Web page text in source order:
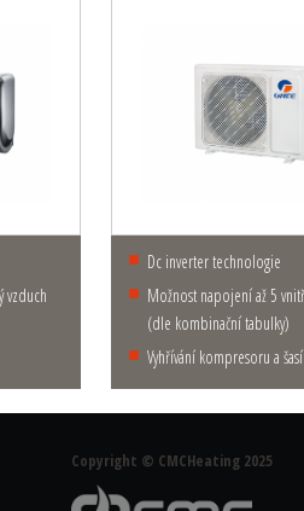
vzduch
dc inverter technologie
možnost napojení až 5 vnitřních jednotek
(dle kombinační tabulky)
vyhřívání kompresoru a šasí
Copyright © CMCHeating 2025